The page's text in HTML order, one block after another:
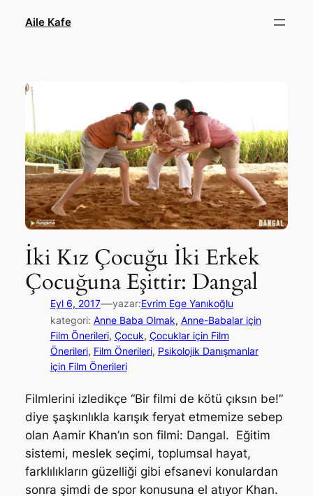
Aile Kafe
İki Kız Çocuğu İki Erkek
Çocuğuna Eşittir: Dangal
Eyl 6, 2017—yazar:Evrim Ege Yanıkoğlu
kategori: Anne Baba Olmak, Anne-Babalar için
Film Önerileri, Çocuk, Çocuklar için Film
Önerileri, Film Önerileri, Psikolojik Danışmanlar
için Film Önerileri
Filmlerini izledikçe “Bir filmi de kötü çıksın be!”
diye şaşkınlıkla karışık feryat etmemize sebep
olan Aamir Khan’ın son filmi: Dangal. Eğitim
sistemi, meslek seçimi, toplumsal hayat,
farklılıkların güzelliği gibi efsanevi konulardan
sonra şimdi de spor konusuna el atıyor Khan.